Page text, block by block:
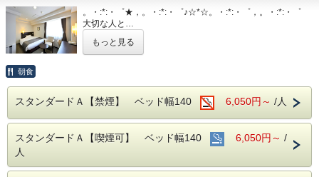
隣がコンビニ、石鎚へのバスも真正面バス停
から出ています
1日１台税込300円 ※バス・トラックは事前
予約をお願いします（料金が異なります）
■焼き立てパンや産直市から取り寄せた地元
野菜の和洋バイキング(定価：￥1320（税
込）)
。・:*:・゜★，。・:*:・゜♪☆*☆。・:*:・゜，。・:*:・゜
大切な人と…
ご家族で…
西日本最高峰の石鎚山を望める展望浴場をお楽しみください
■男女別展望浴場(最上階：９階)
西日本最高峰の石鎚山や西条市の街並を望める人工ヘルスト
もっと見る
朝食
スタンダードＡ【禁煙】 ベッド幅140 6,050円～ /人
スタンダードＡ【喫煙可】 ベッド幅140 6,050円～ /
人